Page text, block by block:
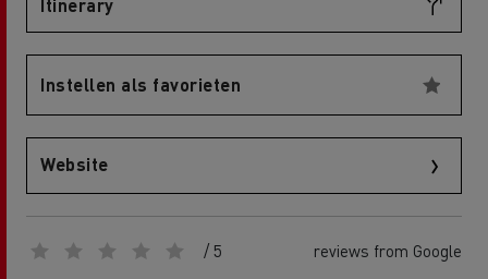
Itinerary
Instellen als favorieten
Website
/ 5 reviews from Google